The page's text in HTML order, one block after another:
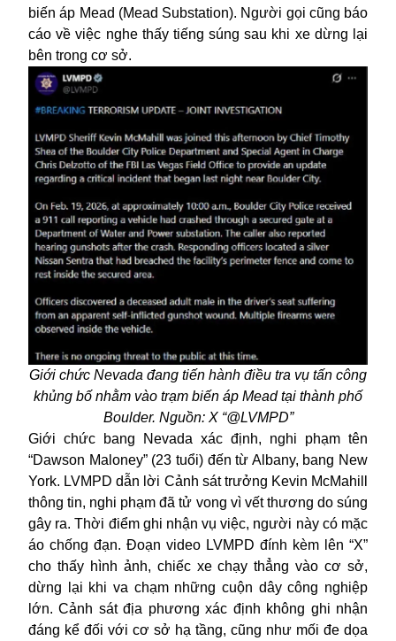
biến áp Mead (Mead Substation). Người gọi cũng báo
cáo về việc nghe thấy tiếng súng sau khi xe dừng lại
bên trong cơ sở.
Giới chức Nevada đang tiến hành điều tra vụ tấn công
khủng bố nhằm vào trạm biến áp Mead tại thành phố
Boulder. Nguồn: X “@LVMPD”
Giới chức bang Nevada xác định, nghi phạm tên
“Dawson Maloney” (23 tuổi) đến từ Albany, bang New
York. LVMPD dẫn lời Cảnh sát trưởng Kevin McMahill
thông tin, nghi phạm đã tử vong vì vết thương do súng
gây ra. Thời điểm ghi nhận vụ việc, người này có mặc
áo chống đạn. Đoạn video LVMPD đính kèm lên “X”
cho thấy hình ảnh, chiếc xe chạy thẳng vào cơ sở,
dừng lại khi va chạm những cuộn dây công nghiệp
lớn. Cảnh sát địa phương xác định không ghi nhận
đáng kể đối với cơ sở hạ tầng, cũng như mối đe dọa